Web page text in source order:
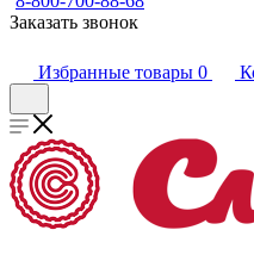
Заказать звонок
Избранные товары 0